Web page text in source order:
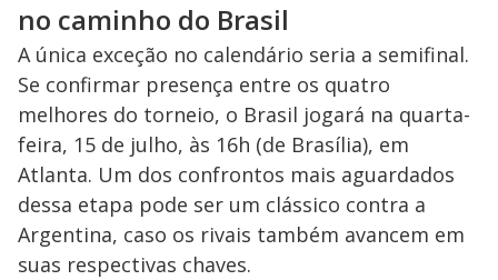
no caminho do Brasil
A única exceção no calendário seria a semifinal.
Se confirmar presença entre os quatro
melhores do torneio, o Brasil jogará na quarta-
feira, 15 de julho, às 16h (de Brasília), em
Atlanta. Um dos confrontos mais aguardados
dessa etapa pode ser um clássico contra a
Argentina, caso os rivais também avancem em
suas respectivas chaves.